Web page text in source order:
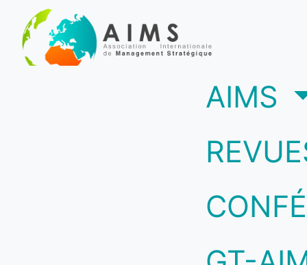
AIMS